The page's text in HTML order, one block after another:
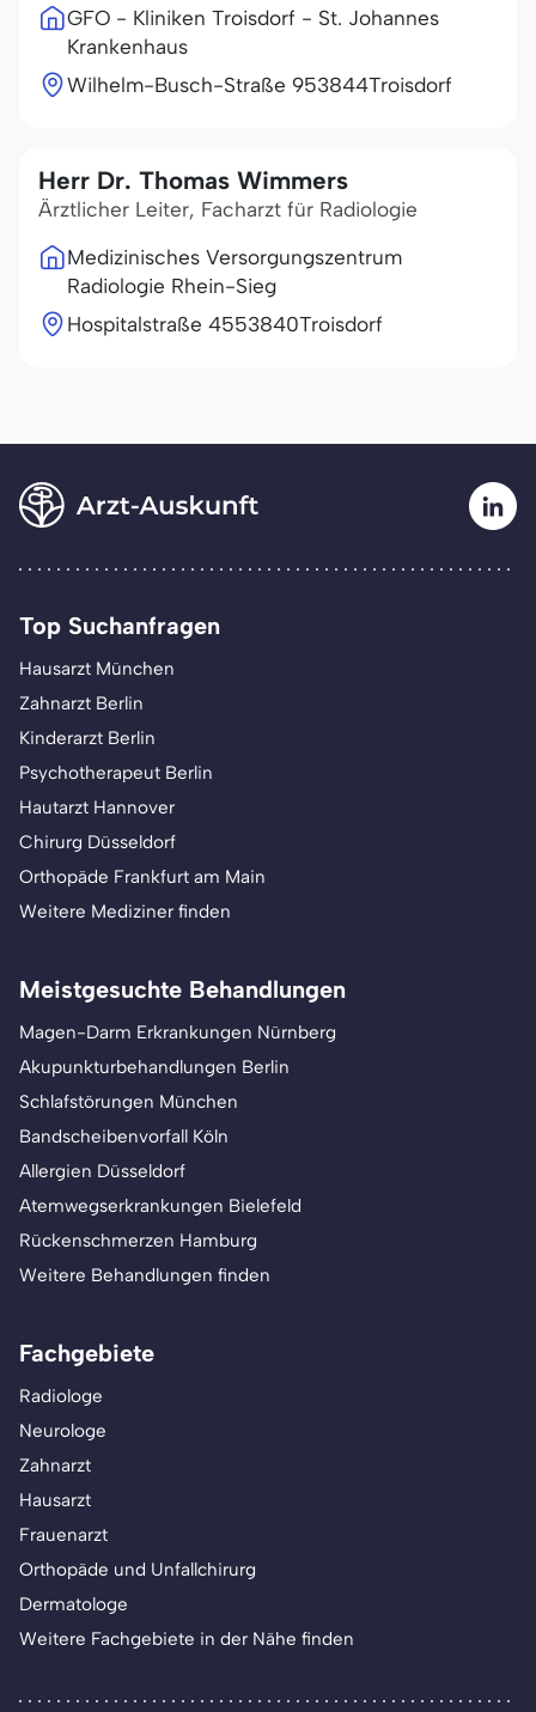
GFO - Kliniken Troisdorf - St. Johannes
Krankenhaus
Wilhelm-Busch-Straße 953844Troisdorf
Herr Dr. Thomas Wimmers
Ärztlicher Leiter, Facharzt für Radiologie
Medizinisches Versorgungszentrum
Radiologie Rhein-Sieg
Hospitalstraße 4553840Troisdorf
Top Suchanfragen
Hausarzt München
Zahnarzt Berlin
Kinderarzt Berlin
Psychotherapeut Berlin
Hautarzt Hannover
Chirurg Düsseldorf
Orthopäde Frankfurt am Main
Weitere Mediziner finden
Meistgesuchte Behandlungen
Magen-Darm Erkrankungen Nürnberg
Akupunkturbehandlungen Berlin
Schlafstörungen München
Bandscheibenvorfall Köln
Allergien Düsseldorf
Atemwegserkrankungen Bielefeld
Rückenschmerzen Hamburg
Weitere Behandlungen finden
Fachgebiete
Radiologe
Neurologe
Zahnarzt
Hausarzt
Frauenarzt
Orthopäde und Unfallchirurg
Dermatologe
Weitere Fachgebiete in der Nähe finden